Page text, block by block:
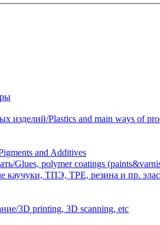
изделий/Plastics and main ways of
and Additives
Glues, polymer coatings
ТПЭ, TPE, резина и пр.
3D printing, 3D scanning, etc